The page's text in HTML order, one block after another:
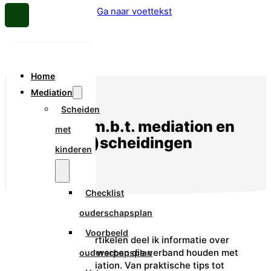
Ga naar voettekst
Home
Mediation
Scheiden
met
kinderen
Checklist
ouderschapsplan
Voorbeeld
ouderschapsplan
Informatie m.b.t. mediation en
(echt)scheidingen
In onderstaande artikelen deel ik informatie over
uiteenlopende onderwerpen die verband houden met
scheiden en mediation. Van praktische tips tot